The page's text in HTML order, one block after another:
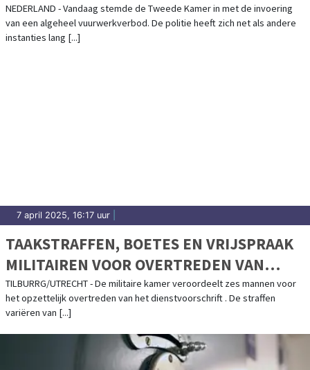
NEDERLAND - Vandaag stemde de Tweede Kamer in met de invoering
van een algeheel vuurwerkverbod. De politie heeft zich net als andere
instanties lang [...]
7 april 2025, 16:17 uur
TAAKSTRAFFEN, BOETES EN VRIJSPRAAK
MILITAIREN VOOR OVERTREDEN VAN
DIENSTVOORSCHRIFT
TILBURRG/UTRECHT - De militaire kamer veroordeelt zes mannen voor
het opzettelijk overtreden van het dienstvoorschrift . De straffen
variëren van [...]